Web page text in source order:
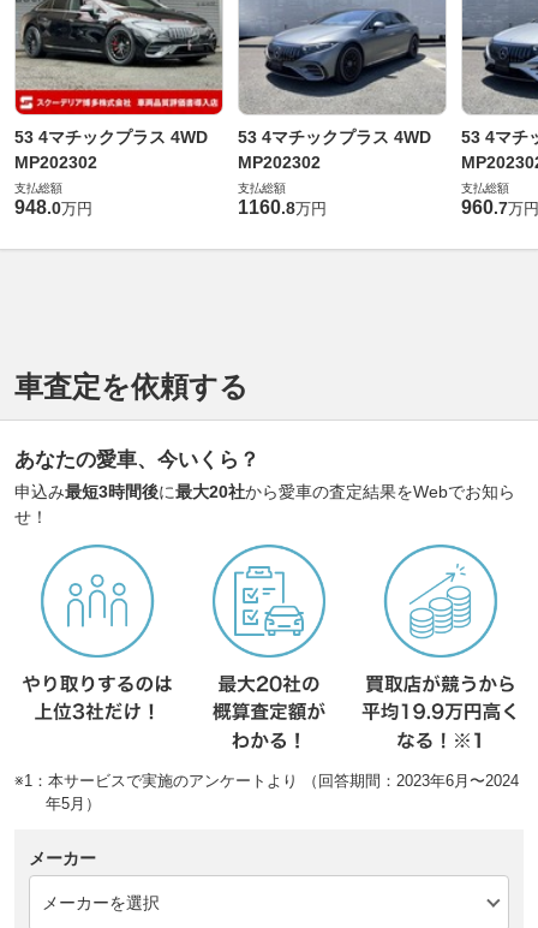
53 4マチックプラス 4WD
MP202302
支払総額
948.0万円
53 4マチックプラス 4WD
MP202302
支払総額
1160.8万円
53 4マチ
支払総額
960.7万円
車査定を依頼する
あなたの愛車、今いくら？
申込み最短3時間後に最大20社から愛車の査定結果をWebでお知ら
せ！
※1：本サービスで実施のアンケートより （回答期間：2023年6月〜2024
年5月）
メーカー